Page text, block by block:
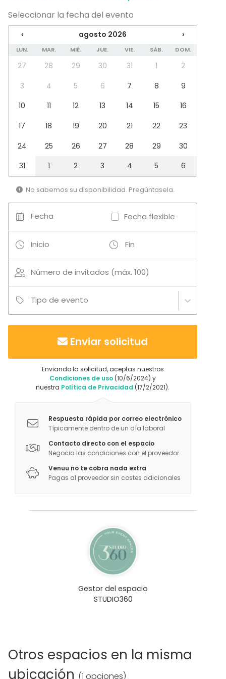
Fiesta infantil
Fiesta de empresa
Celebración familiar
Team building / Recreación
Tipo de espacio
Espacio multiuso
Discoteca
Sala de fiesta
Seleccionar la fecha del evento
‹ agosto 2026 ›
LUN. MAR. MIÉ. JUE. VIE. SÁB. DOM.
27 28 29 30 31 1
2
3
4 5 6 7 8
9
10
11 12 13 14 15
16
17
18 19 20 21 22
23
24
25 26 27 28 29
30
31
1 2 3 4 5 6
No sabemos su disponibilidad. Pregúntasela.
Fecha Fecha flexible
Inicio Fin
Número de invitados (máx. 100)
Tipo de evento
Enviar solicitud
Enviando la solicitud, aceptas nuestros
Condiciones de uso (10/6/2024) y
nuestra Política de Privacidad (17/2/2021).
Respuesta rápida por correo electrónico
Típicamente dentro de un día laboral
Contacto directo con el espacio
Negocia las condiciones con el proveedor
Venuu no te cobra nada extra
Pagas al proveedor sin costes adicionales
Gestor del espacio
STUDIO360
Otros espacios en la misma
ubicación (1 opciones)